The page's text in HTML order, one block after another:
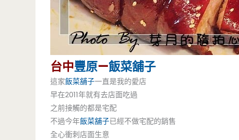
台中豐原—飯菜舖子
這家飯菜舖子一直是我的愛店
早在2011年就有去店面吃過
之前接觸的都是宅配
不過今年飯菜舖子已經不做宅配的銷售
全心衝刺店面生意